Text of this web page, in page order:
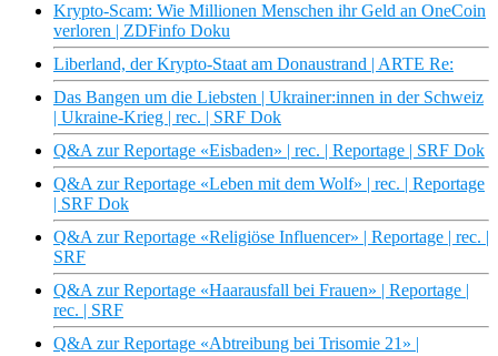
Krypto-Scam: Wie Millionen Menschen ihr Geld an OneCoin
verloren | ZDFinfo Doku
Liberland, der Krypto-Staat am Donaustrand | ARTE Re:
Das Bangen um die Liebsten | Ukrainer:innen in der Schweiz
| Ukraine-Krieg | rec. | SRF Dok
Q&A zur Reportage «Eisbaden» | rec. | Reportage | SRF Dok
Q&A zur Reportage «Leben mit dem Wolf» | rec. | Reportage
| SRF Dok
Q&A zur Reportage «Religiöse Influencer» | Reportage | rec. |
SRF
Q&A zur Reportage «Haarausfall bei Frauen» | Reportage |
rec. | SRF
Q&A zur Reportage «Abtreibung bei Trisomie 21» |